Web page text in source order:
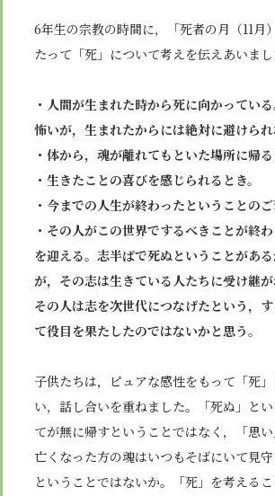
6年生の宗教の時間に，「死者の月（11月
たって「死」について考えを伝えあいまし
・人間が生まれた時から死に向かってい
怖いが，生まれたからには絶対に避けられ
・体から，魂が離れてもといた場所に帰る
・生きたことの喜びを感じられるとき。
・今までの人生が終わったということのご
・その人がこの世界でするべきことが終わ
を迎える。志半ばで死ぬということがあ
が，その志は生きている人たちに受け継が
その人は志を次世代につなげたという，
て役目を果たしたのではないかと思う。
子供たちは，ピュアな感性をもって「死
い，話し合いを重ねました。「死ぬ」と
てが無に帰すということではなく，「思い
亡くなった方の魂はいつもそばにいて見
ということではないか。「死」を考える